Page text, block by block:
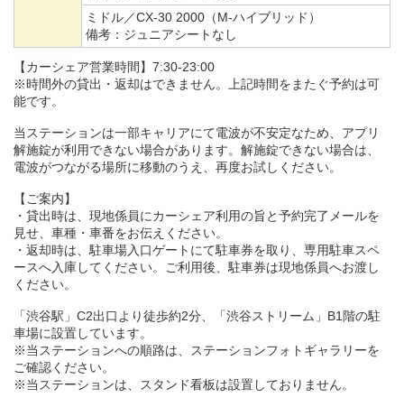
ミドル／CX-30 2000（M-ハイブリッド）
備考： ジュニアシートなし
【カーシェア営業時間】7:30-23:00
※時間外の貸出・返却はできません。上記時間をまたぐ予約は可
能です。
当ステーションは一部キャリアにて電波が不安定なため、アプリ
解施錠が利用できない場合があります。解施錠できない場合は、
電波がつながる場所に移動のうえ、再度お試しください。
【ご案内】
・貸出時は、現地係員にカーシェア利用の旨と予約完了メールを
見せ、車種・車番をお伝えください。
・返却時は、駐車場入口ゲートにて駐車券を取り、専用駐車スペ
ースへ入庫してください。ご利用後、駐車券は現地係員へお渡し
ください。
「渋谷駅」C2出口より徒歩約2分、「渋谷ストリーム」B1階の駐
車場に設置しています。
※当ステーションへの順路は、ステーションフォトギャラリーを
ご確認ください。
※当ステーションは、スタンド看板は設置しておりません。